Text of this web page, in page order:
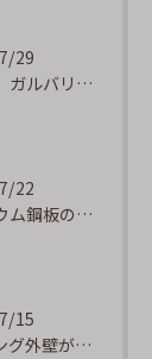
29
【静岡市】ガルバリウム外壁のサビ補修｜タッチアップ塗装の手順を職人が解説
22
ガルバリウム鋼板の「傷」と「チョーキング」、実は深くつながっています
15
サイディング外壁が劣化するのはなぜ?よくある原因と塗り替えのサイン